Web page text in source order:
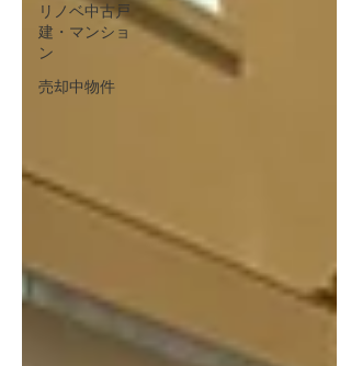
リノベ中古戸
建・マンショ
ン
売却中物件